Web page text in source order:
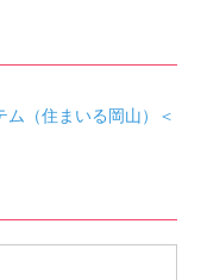
ム（住まいる岡山）＜